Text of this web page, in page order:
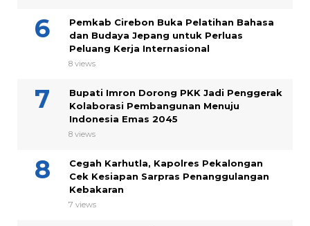
Pemkab Cirebon Buka Pelatihan Bahasa
dan Budaya Jepang untuk Perluas
Peluang Kerja Internasional
8 views
Bupati Imron Dorong PKK Jadi Penggerak
Kolaborasi Pembangunan Menuju
Indonesia Emas 2045
8 views
Cegah Karhutla, Kapolres Pekalongan
Cek Kesiapan Sarpras Penanggulangan
Kebakaran
7 views